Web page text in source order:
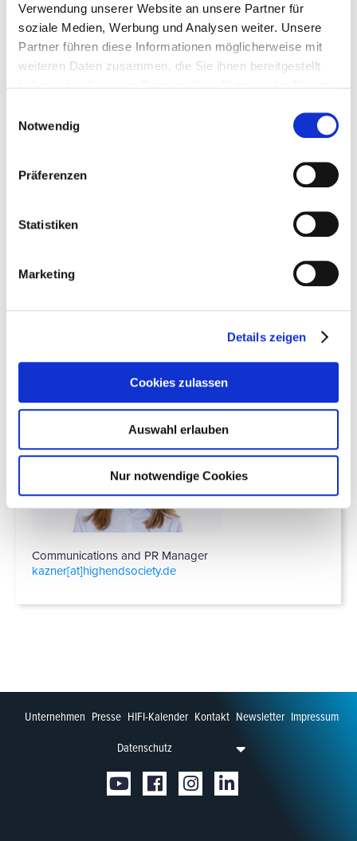
Verwendung unserer Website an unsere Partner für
soziale Medien, Werbung und Analysen weiter. Unsere
Partner führen diese Informationen möglicherweise mit
weiteren Daten zusammen, die Sie ihnen bereitgestellt
Notwendig
Präferenzen
Statistiken
Marketing
Details zeigen
Cookies zulassen
Auswahl erlauben
Nur notwendige Cookies
Hier finden Sie alle
relevanten
Informationen zu
unseren
Veranstaltungen und
Claudia Kazner
Communications and PR Manager
kazner[at]­highendsociety.de
Unternehmen Presse HIFI-Kalender Kontakt Newsletter Impressum
Datenschutz